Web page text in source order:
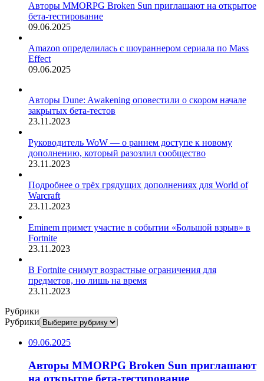
Авторы MMORPG Broken Sun приглашают на открытое
бета-тестирование
09.06.2025
Amazon определилась с шоураннером сериала по Mass
Effect
09.06.2025
Авторы Dune: Awakening оповестили о скором начале
закрытых бета-тестов
23.11.2023
Руководитель WoW — о раннем доступе к новому
дополнению, который разозлил сообщество
23.11.2023
Подробнее о трёх грядущих дополнениях для World of
Warcraft
23.11.2023
Eminem примет участие в событии «Большой взрыв» в
Fortnite
23.11.2023
В Fortnite снимут возрастные ограничения для
предметов, но лишь на время
23.11.2023
Рубрики
Рубрики
09.06.2025
Авторы MMORPG Broken Sun приглашают
на открытое бета-тестирование